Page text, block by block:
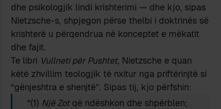
dhe psikologjik lindi krishterimi — dhe kjo, sipas
Nietzsche-s, shpjegon përse thelbi i doktrinës së
krishterë u përqendrua në konceptet e mëkatit
dhe fajit.
Te libri Vullneti për Pushtet, Nietzsche e quan
këtë zhvillim teologjik të nxitur nga priftërinjtë si
“gënjeshtra e shenjtë”. Sipas tij, kjo përfshin:
“(1) Një Zotqë ndëshkon dhe shpërblen;